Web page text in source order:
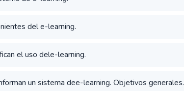
del e-learning.
el uso dele-learning.
un sistema dee-learning. Objetivos generales.